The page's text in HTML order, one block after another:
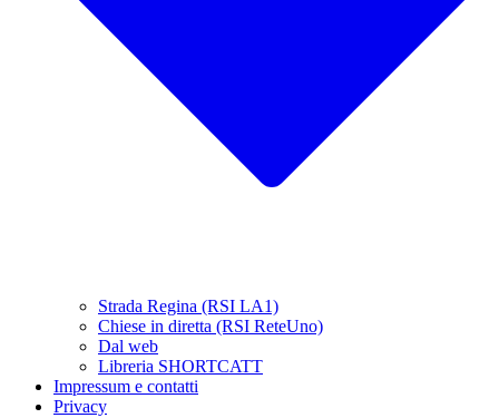
Strada Regina (RSI LA1)
Chiese in diretta (RSI ReteUno)
Dal web
Libreria SHORTCATT
Impressum e contatti
Privacy